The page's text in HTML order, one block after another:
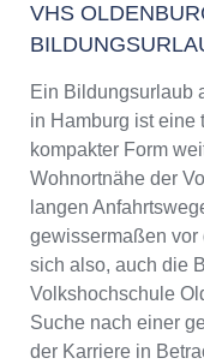
VHS
Ein Bildungsurlaub
in Hamburg ist eine
kompakter Form
Wohnortnähe der
langen
gewissermaßen vor
sich also, auch die
Volkshochschule
Suche nach einer
der Karriere in